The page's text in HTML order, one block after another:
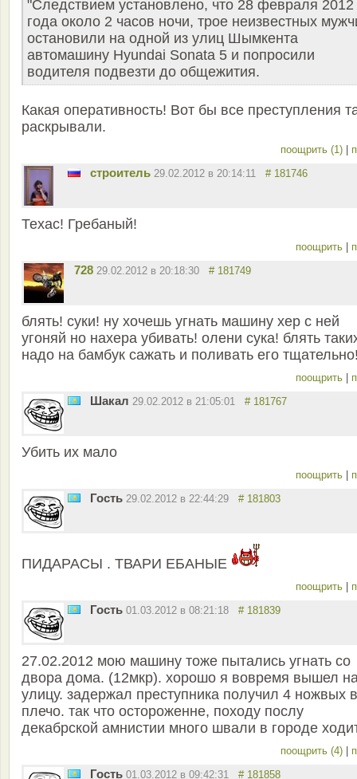
"Следствием установлено, что 28 февраля 2012
года около 2 часов ночи, трое неизвестных
остановили на одной из улиц Шымкента
автомашину Hyundai Sonata 5 и попросили
водителя подвезти до общежития.
Какая оперативность! Вот бы все преступления
раскрывали.
поощрить (1)
строитель 29.02.2012 в 20:14:11 # 181746
Техас! Гребаный!
поощрить
728 29.02.2012 в 20:18:30 # 181749
блять! суки! ну хочешь угнать машину хер с ней
угоняй но нахера убивать! олени сука! блять
надо на бамбук сажать и поливать его
поощрить
Шакал 29.02.2012 в 21:05:01 # 181767
Убить их мало
поощрить
Гость 29.02.2012 в 22:44:29 # 181803
ПИДАРАСЫ . ТВАРИ ЕБАНЫЕ
поощрить
Гость 01.03.2012 в 08:21:18 # 181839
27.02.2012 мою машину тоже пытались угнать со
двора дома. (12мкр). хорошо я вовремя вышел
улицу. задержал преступника получил 4 ножвых в
плечо. так что остороженне, походу послу
декабрской амнистии много швали в городе
поощрить (4)
Гость 01.03.2012 в 09:42:31 # 181858